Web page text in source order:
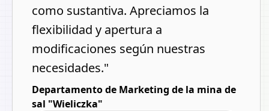
como sustantiva. Apreciamos la
flexibilidad y apertura a
modificaciones según nuestras
necesidades."
Departamento de Marketing de la mina de
sal "Wieliczka"